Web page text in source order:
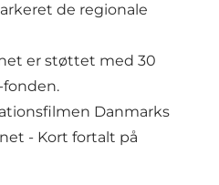
de regionale
er støttet med 30
fonden.
Danmarks
- Kort fortalt på